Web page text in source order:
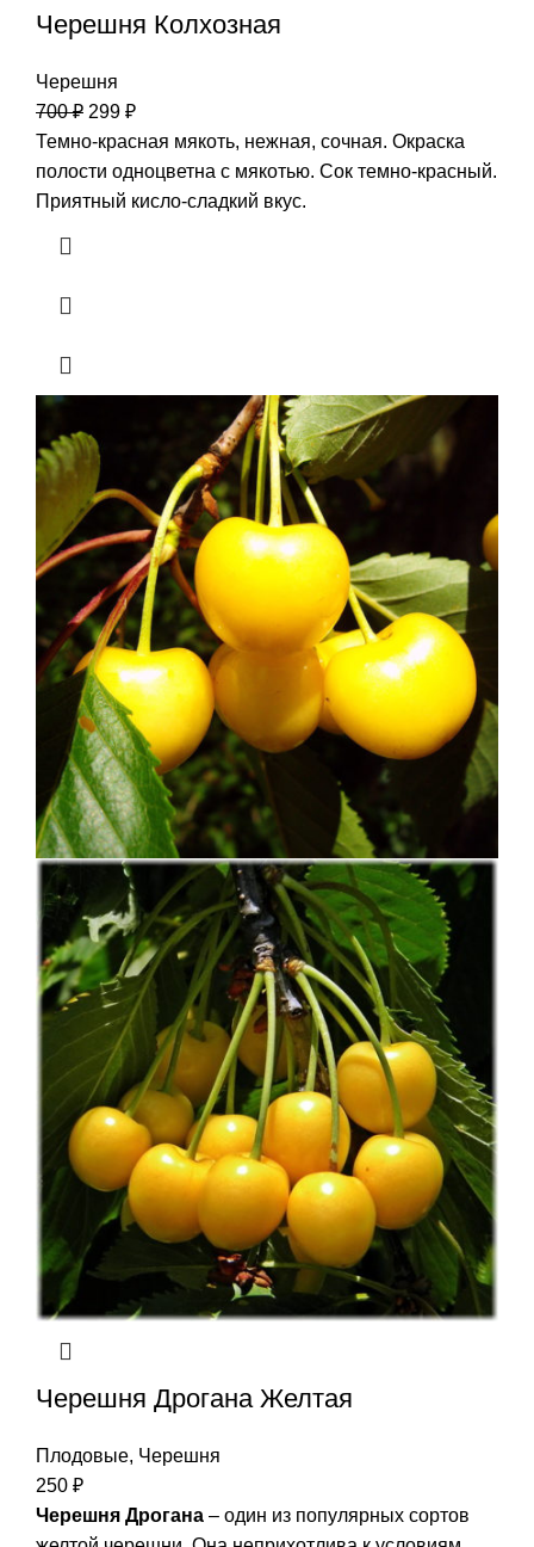
Черешня Колхозная
Черешня
700₽ 299 ₽
Темно-красная мякоть, нежная, сочная. Окраска
полости одноцветна с мякотью. Сок темно-красный.
Приятный кисло-сладкий вкус.
Черешня Дрогана Желтая
Плодовые, Черешня
250 ₽
Черешня Дрогана – один из популярных сортов